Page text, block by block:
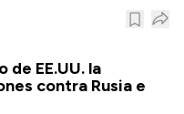
de EE.UU. la
contra Rusia e